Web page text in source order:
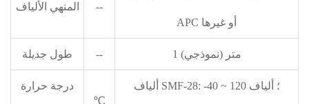
المنهي الألياف --
APC أو غيرها
طول جديلة -- 1 متر (نموذجي)
درجة حرارة
℃
ألياف SMF-28: -40 ~ 120 ؛ ألياف